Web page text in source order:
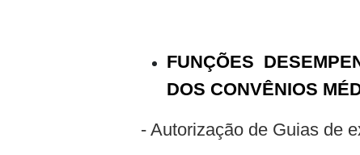
FUNÇÕES
DOS CONVÊNIOS
- Autorização de Guias de